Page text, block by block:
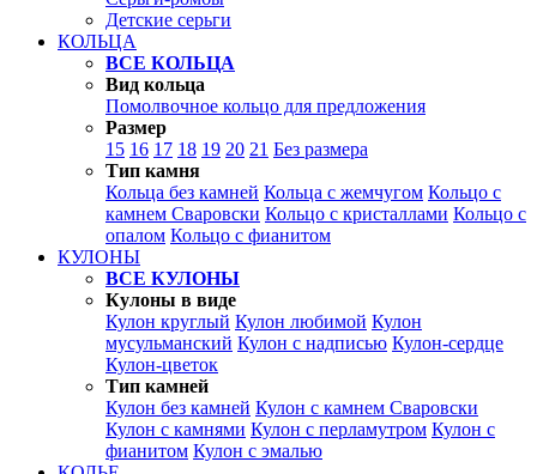
Детские серьги
КОЛЬЦА
ВСЕ КОЛЬЦА
Вид кольца
Помолвочное кольцо для предложения
Размер
15 16 17 18 19 20 21 Без размера
Тип камня
Кольца без камней Кольца с жемчугом Кольцо с
камнем Сваровски Кольцо с кристаллами Кольцо с
опалом Кольцо с фианитом
КУЛОНЫ
ВСЕ КУЛОНЫ
Кулоны в виде
Кулон круглый Кулон любимой Кулон
мусульманский Кулон с надписью Кулон-сердце
Кулон-цветок
Тип камней
Кулон без камней Кулон с камнем Сваровски
Кулон с камнями Кулон с перламутром Кулон с
фианитом Кулон с эмалью